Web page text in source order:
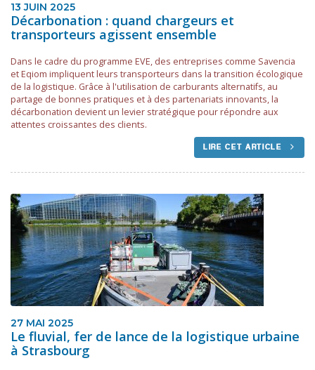
13 JUIN 2025
Décarbonation : quand chargeurs et
transporteurs agissent ensemble
Dans le cadre du programme EVE, des entreprises comme Savencia
et Eqiom impliquent leurs transporteurs dans la transition écologique
de la logistique. Grâce à l'utilisation de carburants alternatifs, au
partage de bonnes pratiques et à des partenariats innovants, la
décarbonation devient un levier stratégique pour répondre aux
attentes croissantes des clients.
LIRE CET ARTICLE
27 MAI 2025
Le fluvial, fer de lance de la logistique urbaine
à Strasbourg